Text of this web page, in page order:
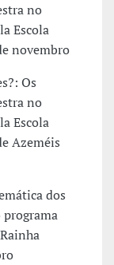
no
Escola
novembro
Os
no
Escola
Azeméis
dos